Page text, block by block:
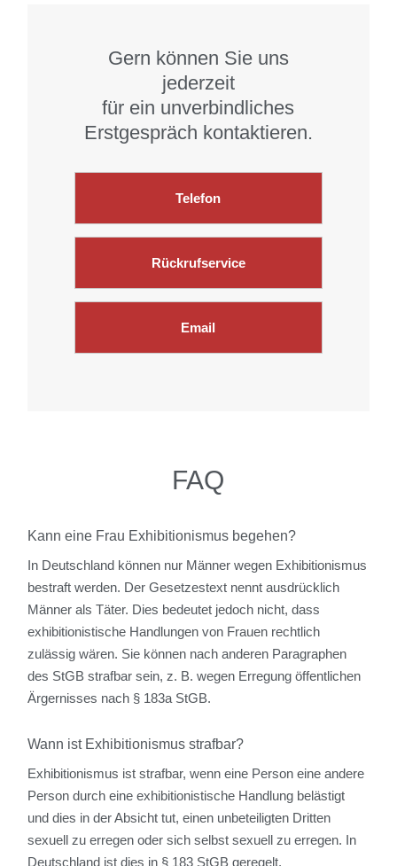
Gern können Sie uns
jederzeit
für ein unverbindliches
Erstgespräch kontaktieren.
Telefon
Rückrufservice
Email
FAQ
Kann eine Frau Exhibitionismus begehen?
In Deutschland können nur Männer wegen Exhibitionismus
bestraft werden. Der Gesetzestext nennt ausdrücklich
Männer als Täter. Dies bedeutet jedoch nicht, dass
exhibitionistische Handlungen von Frauen rechtlich
zulässig wären. Sie können nach anderen Paragraphen
des StGB strafbar sein, z. B. wegen Erregung öffentlichen
Ärgernisses nach § 183a StGB.
Wann ist Exhibitionismus strafbar?
Exhibitionismus ist strafbar, wenn eine Person eine andere
Person durch eine exhibitionistische Handlung belästigt
und dies in der Absicht tut, einen unbeteiligten Dritten
sexuell zu erregen oder sich selbst sexuell zu erregen. In
Deutschland ist dies in § 183 StGB geregelt.